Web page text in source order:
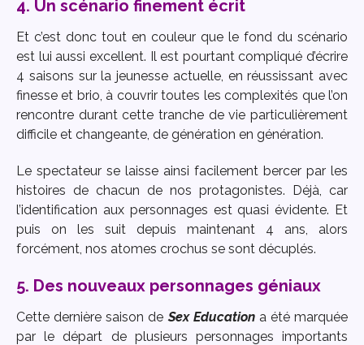
4. Un scénario finement écrit
Et c’est donc tout en couleur que le fond du scénario
est lui aussi excellent. Il est pourtant compliqué d’écrire
4 saisons sur la jeunesse actuelle, en réussissant avec
finesse et brio, à couvrir toutes les complexités que l’on
rencontre durant cette tranche de vie particulièrement
difficile et changeante, de génération en génération.
Le spectateur se laisse ainsi facilement bercer par les
histoires de chacun de nos protagonistes. Déjà, car
l’identification aux personnages est quasi évidente. Et
puis on les suit depuis maintenant 4 ans, alors
forcément, nos atomes crochus se sont décuplés.
5. Des nouveaux personnages géniaux
Cette dernière saison deSex Educationa été marquée
par le départ de plusieurs personnages importants